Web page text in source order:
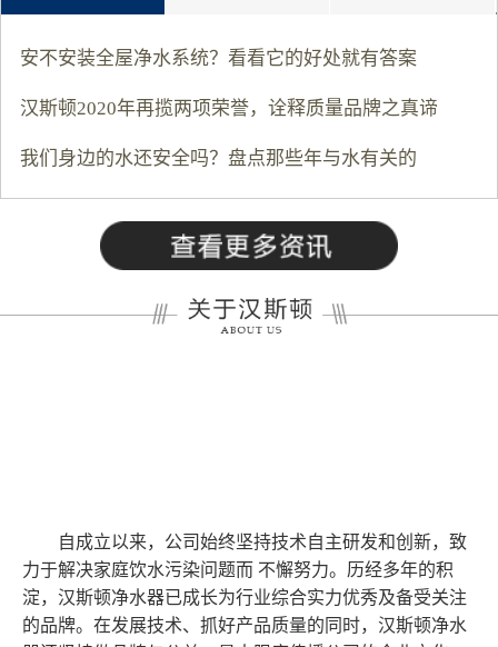
安不安装全屋净水系统？看看它的好处就有答案
汉斯顿2020年再揽两项荣誉，诠释质量品牌之真谛
我们身边的水还安全吗？盘点那些年与水有关的
自成立以来，公司始终坚持技术自主研发和创新，致
力于解决家庭饮水污染问题而 不懈努力。历经多年的积
淀，汉斯顿净水器已成长为行业综合实力优秀及备受关注
的品牌。在发展技术、抓好产品质量的同时，汉斯顿净水